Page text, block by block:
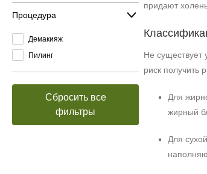
Процедура
Демакияж
Пилинг
Сбросить все
фильтры
придают
Не существует
риск получить
Для
жирный
Для